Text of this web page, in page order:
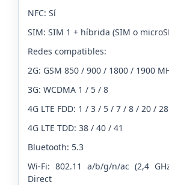
NFC: Sí
SIM: SIM 1 + híbrida (SIM o
Redes compatibles:
2G: GSM 850 / 900 / 1800 / 1900
3G: WCDMA 1 / 5 / 8
4G LTE FDD: 1 / 3 / 5 / 7 / 8 / 20 / 28
4G LTE TDD: 38 / 40 / 41
Bluetooth: 5.3
Wi-Fi: 802.11 a/b/g/n/ac (2,4
Direct